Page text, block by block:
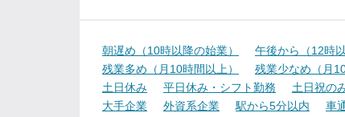
朝遅め（10時以降の始業） 午後から（12時
残業多め（月10時間以上）
残業少なめ（月
土日休み
平日休み・シフト勤務 土日祝の
大手企業
外資系企業 駅から5分以内 車